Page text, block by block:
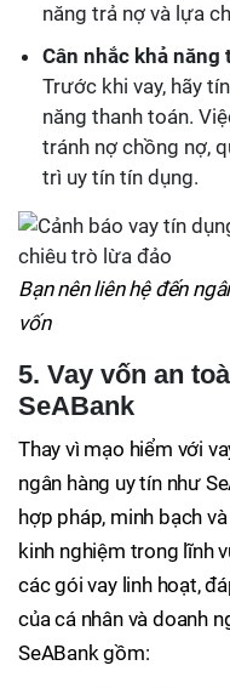
năng trả nợ và lựa
Cân nhắc khả
Trước khi vay, hãy
năng thanh toán.
tránh nợ chồng nợ,
trì uy tín tín dụng.
Bạn nên liên hệ đến
vốn
5. Vay vốn an
SeABank
Thay vì mạo hiểm với
ngân hàng uy tín như
hợp pháp, minh bạch
kinh nghiệm trong lĩnh
các gói vay linh hoạt,
của cá nhân và doanh
SeABank gồm: